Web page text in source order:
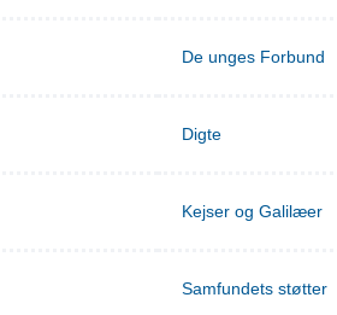
De unges Forbund
Digte
Kejser og Galilæer
Samfundets støtter